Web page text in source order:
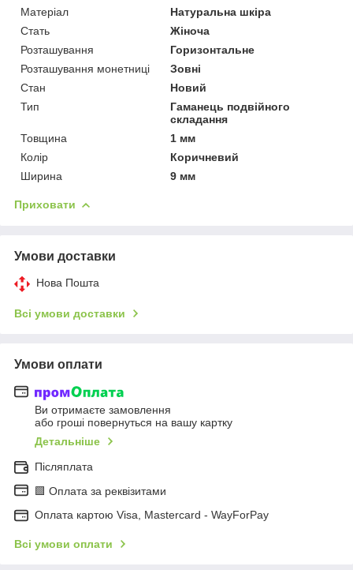
Матеріал
Натуральна шкіра
Стать
Жіноча
Розташування
Горизонтальне
Розташування монетниці
Зовні
Стан
Новий
Тип
Гаманець подвійного
складання
Товщина
1 мм
Колір
Коричневий
Ширина
9 мм
Приховати
Умови доставки
Нова Пошта
Всі умови доставки
Умови оплати
Ви отримаєте замовлення
або гроші повернуться на вашу картку
Детальніше
Післяплата
🟩 Оплата за реквізитами
Оплата картою Visa, Mastercard - WayForPay
Всі умови оплати